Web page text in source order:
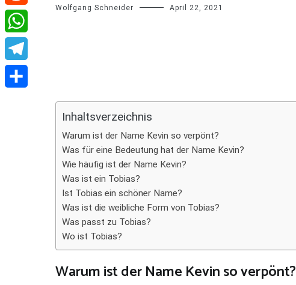
Wolfgang Schneider April 22, 2021
Inhaltsverzeichnis
Warum ist der Name Kevin so verpönt?
Was für eine Bedeutung hat der Name Kevin?
Wie häufig ist der Name Kevin?
Was ist ein Tobias?
Ist Tobias ein schöner Name?
Was ist die weibliche Form von Tobias?
Was passt zu Tobias?
Wo ist Tobias?
Warum ist der Name Kevin so verpönt?
Reddit
WhatsApp
Telegram